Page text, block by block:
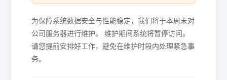
为保障系统数据安全与性能稳定，我们将于本周末对
公司服务器进行维护。 维护期间系统将暂停访问。
请您提前安排好工作，避免在维护时段内处理紧急事
务。